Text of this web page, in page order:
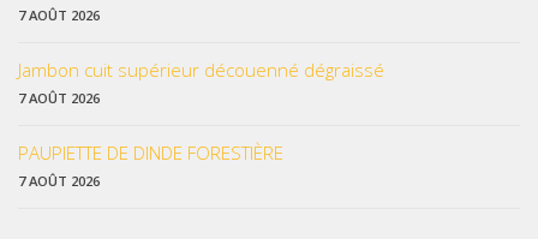
7 AOÛT 2026
Jambon cuit supérieur découenné dégraissé
7 AOÛT 2026
PAUPIETTE DE DINDE FORESTIÈRE
7 AOÛT 2026